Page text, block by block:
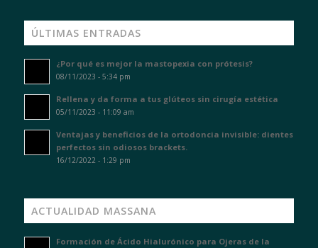
ÚLTIMAS ENTRADAS
¿Por qué es mejor la mastopexia con prótesis?
08/11/2023 - 5:34 pm
Rellena y da forma a tus glúteos sin cirugía estética
05/11/2023 - 11:09 am
Ventajas y beneficios de la ortodoncia invisible: dientes
perfectos sin odiosos brackets.
16/12/2022 - 1:29 pm
ACTUALIDAD MASSANA
Formación de Ácido Hialurónico para Ojeras de la